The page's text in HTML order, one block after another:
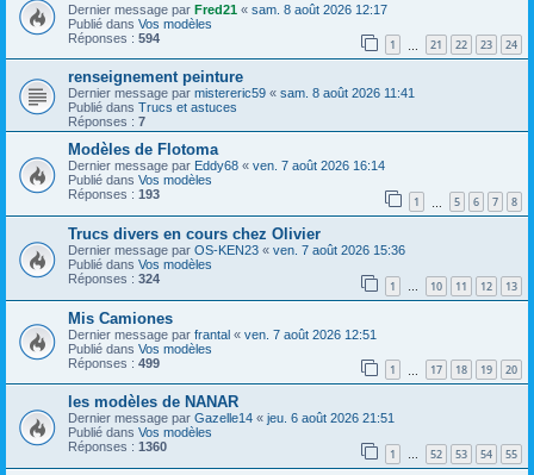
Dernier message par Fred21 « sam. 8 août 2026 12:17
Publié dans Vos modèles
Réponses : 594 1 21 22 23 24
renseignement peinture
Dernier message par mistereric59 « sam. 8 août 2026 11:41
Publié dans Trucs et astuces
Réponses : 7
Modèles de Flotoma
Dernier message par Eddy68 « ven. 7 août 2026 16:14
Publié dans Vos modèles
Réponses : 193 1 5 6 7 8
Trucs divers en cours chez Olivier
Dernier message par OS-KEN23 « ven. 7 août 2026 15:36
Publié dans Vos modèles
Réponses : 324 1 … 10 11 12 13
Mis Camiones
Dernier message par frantal « ven. 7 août 2026 12:51
Publié dans Vos modèles
Réponses : 499 1 17 18 19 20
les modèles de NANAR
Dernier message par Gazelle14 « jeu. 6 août 2026 21:51
Publié dans Vos modèles
Réponses : 1360 1 … 52 53 54 55